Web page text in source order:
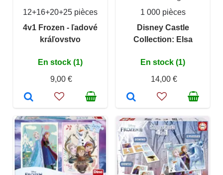
12+16+20+25 pièces
4v1 Frozen - ľadové
kráľovstvo
En stock (1)
9,00 €
1 000 pièces
Disney Castle
Collection: Elsa
En stock (1)
14,00 €